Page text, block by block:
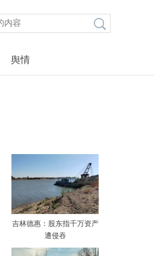
舆情
吉林德惠：股东指千万资产
遭侵吞